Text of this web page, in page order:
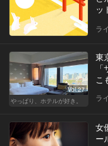
ッ
ラ
Vol.27
やっぱり、ホテルが好き。
東
こ
ラ
女
ー